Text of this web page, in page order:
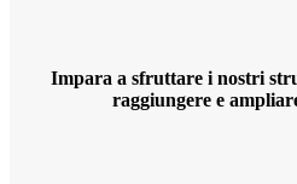
Impara a sfruttare i nostri
raggiungere e